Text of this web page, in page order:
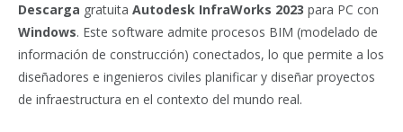
Descarga gratuita Autodesk InfraWorks 2023 para PC con
Windows. Este software admite procesos BIM (modelado de
información de construcción) conectados, lo que permite a los
diseñadores e ingenieros civiles planificar y diseñar proyectos
de infraestructura en el contexto del mundo real.